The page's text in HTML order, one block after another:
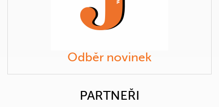
Odběr novinek
PARTNEŘI